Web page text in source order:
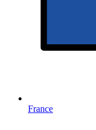
France